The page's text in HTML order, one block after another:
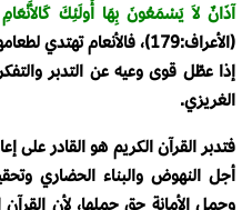
آذَانٌ لاَ يَسْمَعُونَ بِهَا أُولَئِكَ
(الأعراف:179)، فالأنعام
إذا عطّل قوى وعيه عن التدبر
الغريزي.
فتدبر القرآن الكريم هو القادر على
أجل النهوض والبناء الحضاري
وحمل الأمانة حق حملها، لأن